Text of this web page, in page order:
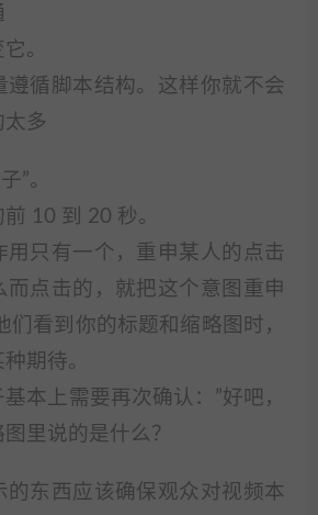
。
遵循脚本结构。这样你就不会
多
”。
10 到 20 秒。
用只有一个，重申某人的点击
而点击的，就把这个意图重申
们看到你的标题和缩略图时，
期待。
本上需要再次确认：”好吧，
里说的是什么？
的东西应该确保观众对视频本